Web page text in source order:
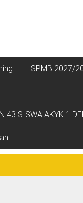
SPMB 2027/
SISWA AKYK 1